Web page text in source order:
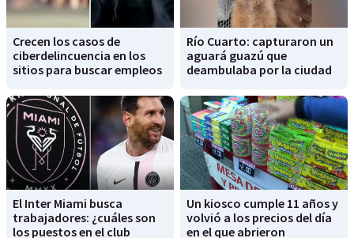
Crecen los casos de
ciberdelincuencia en los
sitios para buscar empleos
Río Cuarto: capturaron un
aguará guazú que
deambulaba por la ciudad
El Inter Miami busca
trabajadores: ¿cuáles son
los puestos en el club
Un kiosco cumple 11 años y
volvió a los precios del día
en el que abrieron